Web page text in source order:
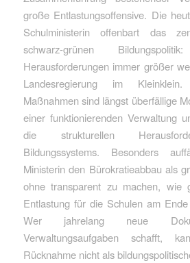
große Entlastungsoffensive. Die
Schulministerin offenbart das
schwarz-grünen
Herausforderungen immer größer
Landesregierung im
Maßnahmen sind längst überfällige
einer funktionierenden Verwaltung
die strukturellen
Bildungssystems. Besonders
Ministerin den Bürokratieabbau als
ohne transparent zu machen, wie
Entlastung für die Schulen am
Wer jahrelang neue
Verwaltungsaufgaben schafft,
Rücknahme nicht als